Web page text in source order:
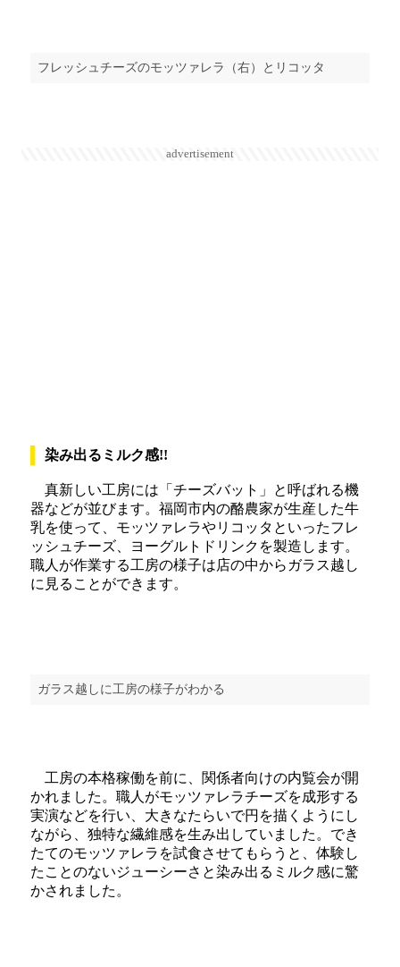
フレッシュチーズのモッツァレラ（右）とリコッタ
advertisement
染み出るミルク感!!
真新しい工房には「チーズバット」と呼ばれる機
器などが並びます。福岡市内の酪農家が生産した牛
乳を使って、モッツァレラやリコッタといったフレ
ッシュチーズ、ヨーグルトドリンクを製造します。
職人が作業する工房の様子は店の中からガラス越し
に見ることができます。
ガラス越しに工房の様子がわかる
工房の本格稼働を前に、関係者向けの内覧会が開
かれました。職人がモッツァレラチーズを成形する
実演などを行い、大きなたらいで円を描くようにし
ながら、独特な繊維感を生み出していました。でき
たてのモッツァレラを試食させてもらうと、体験し
たことのないジューシーさと染み出るミルク感に驚
かされました。